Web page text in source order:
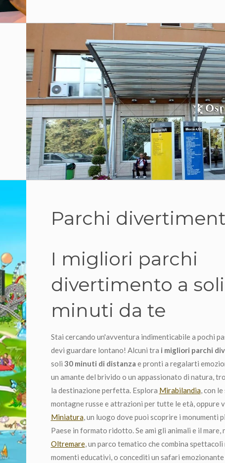
Parchi
I migliori parchi
divertimento a
minuti da te
Stai cercando un'avventura indimenticabile a pochi
devi guardare lontano! Alcuni tra i migliori parchi
soli 30 minuti di distanza e pronti a regalarti
un amante del brivido o un appassionato di natura,
la destinazione perfetta. Esplora Mirabilandia, con
montagne russe e attrazioni per tutte le età, oppure
Miniatura, un luogo dove puoi scoprire i monumenti
Paese in formato ridotto. Se ami gli animali e il mare,
Oltremare, un parco tematico che combina
momenti educativi, o concediti un safari emozionante